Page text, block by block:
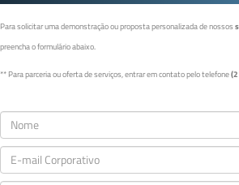
Para solicitar uma demonstração ou proposta personalizada de nossos
preencha o formulário abaixo.
** Para parceria ou oferta de serviços, entrar em contato pelo telefone